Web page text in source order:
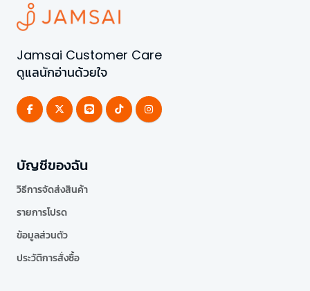
Jamsai Customer Care
ดูแลนักอ่านด้วยใจ
บัญชีของฉัน
วิธีการจัดส่งสินค้า
รายการโปรด
ข้อมูลส่วนตัว
ประวัติการสั่งซื้อ